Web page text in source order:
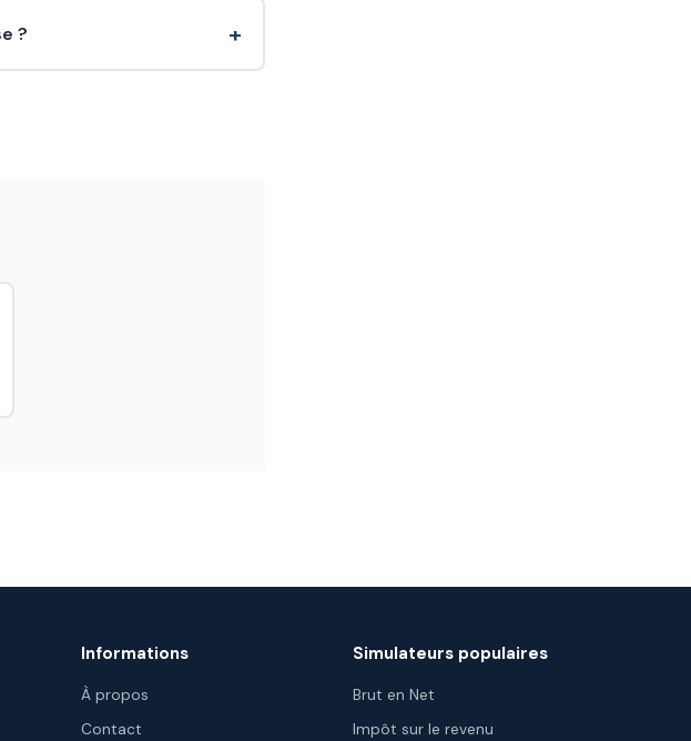
?
Informations
À propos
Contact
Simulateurs populaires
Brut en Net
Impôt sur le revenu